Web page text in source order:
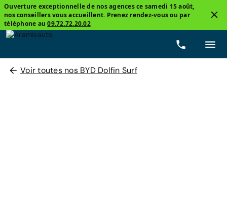
Ouverture exceptionnelle de nos agences ce samedi 15 août,
nos conseillers vous accueillent. Prenez rendez-vousou par
téléphone au09.72.72.20.02
Voir toutes nos BYD Dolfin Surf